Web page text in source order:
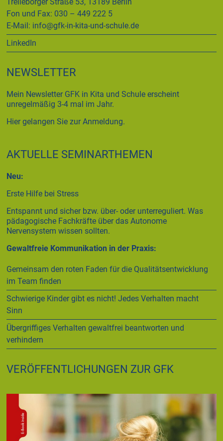
Fon und Fax: 030 – 449 222 5
E-Mail: info@gfk-in-kita-und-schule.de
LinkedIn
NEWSLETTER
Mein Newsletter GFK in Kita und Schule erscheint
unregelmäßig 3-4 mal im Jahr.
Hier gelangen Sie zur Anmeldung.
AKTUELLE SEMINARTHEMEN
Neu:
Erste Hilfe bei Stress
Entspannt und sicher bzw. über- oder unterreguliert. Was
pädagogische Fachkräfte über das Autonome
Nervensystem wissen sollten.
Gewaltfreie Kommunikation in der Praxis:
Gemeinsam den roten Faden für die Qualitätsentwicklung
im Team finden
Schwierige Kinder gibt es nicht! Jedes Verhalten macht
Sinn
Übergriffiges Verhalten gewaltfrei beantworten und
verhindern
VERÖFFENTLICHUNGEN ZUR GFK